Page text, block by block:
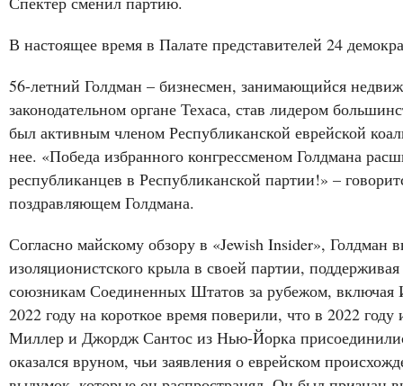
В настоящее время в Палате представителей 24
56-летний Голдман – бизнесмен, занимающийся
законодательном органе Техаса, став лидером
был активным членом Республиканской еврейской
нее. «Победа избранного конгрессменом Голдмана
республиканцев в Республиканской партии!» –
поздравляющем Голдмана.
Согласно майскому обзору в «Jewish Insider», Голдман
изоляционистского крыла в своей партии,
союзникам Соединенных Штатов за рубежом, включая
2022 году на короткое время поверили, что в 2022
Миллер и Джордж Сантос из Нью-Йорка
оказался вруном, чьи заявления о еврейском